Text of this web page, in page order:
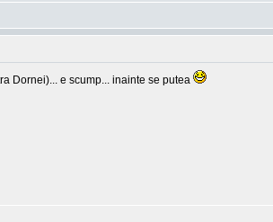
Dornei)... e scump... inainte se putea